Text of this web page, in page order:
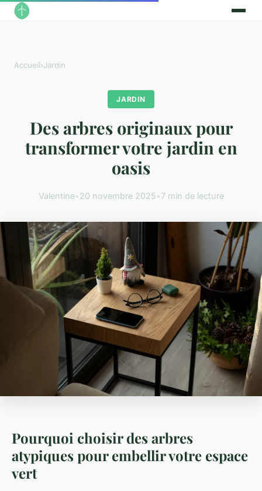
Accueil›Jardin
JARDIN
Des arbres originaux pour
transformer votre jardin en
oasis
Valentine•20 novembre 2025•7 min de lecture
Pourquoi choisir des arbres
atypiques pour embellir votre espace
vert